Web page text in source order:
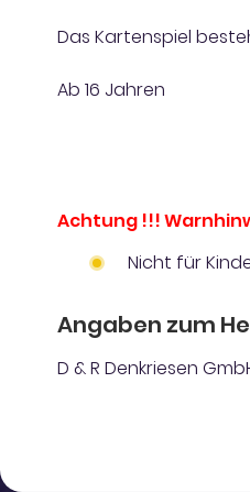
Das Kartenspiel
Ab 16 Jahren
Achtung !!!
Nicht für
Angaben zum
D & R Denkriesen